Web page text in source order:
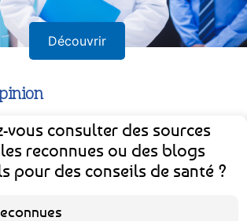
Découvrir
vous consulter des sources
reconnues ou des blogs
pour des conseils de santé ?